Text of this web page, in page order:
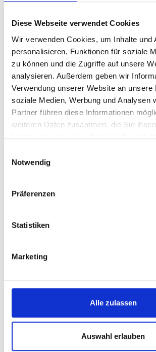
Diese Webseite verwendet Cookies
Wir verwenden Cookies, um Inhalte und
personalisieren, Funktionen für soziale
zu können und die Zugriffe auf unsere
analysieren. Außerdem geben wir
Verwendung unserer Website an unsere
soziale Medien, Werbung und Analysen
Partner führen diese Informationen
weiteren Daten zusammen, die Sie
haben oder die sie im Rahmen Ihrer
Notwendig
Präferenzen
Statistiken
Marketing
Alle zulassen
Auswahl erlauben
V
Kälberalm
Sulden
39029 Sulden
Karte & Höhenprofil
Impressionen